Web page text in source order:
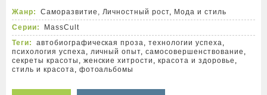
Жанр: Саморазвитие, Личностный рост, Мода и стиль
Серии:
MassCult
Теги:
автобиографическая проза,технологии успеха,
психология успеха, личный опыт,самосовершенствование ,
секреты красоты , женские хитрости ,красота и здоровье ,
стиль и красота, фотоальбомы